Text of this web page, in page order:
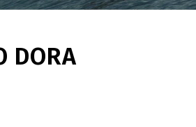
DORA